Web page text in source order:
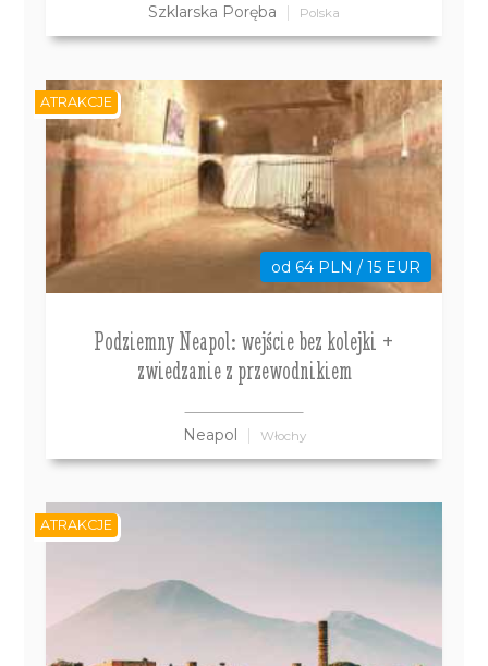
Szklarska Poręba Polska
od 64 PLN / 15 EUR
Podziemny Neapol: wejście bez kolejki +
zwiedzanie z przewodnikiem
Neapol Włochy
ATRAKCJE
ATRAKCJE